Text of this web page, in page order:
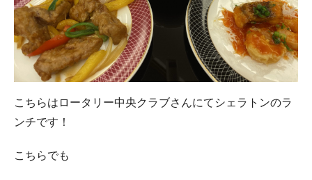
こちらはロータリー中央クラブさんにてシェラトンのラ
ンチです！
こちらでも